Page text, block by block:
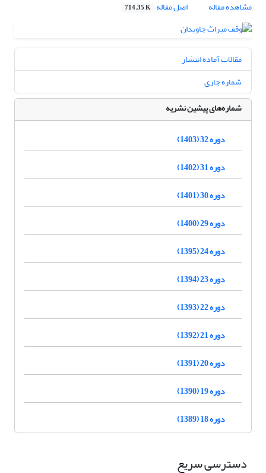
مشاهده مقاله
اصل مقاله 714.35 K
مقالات آماده انتشار
شماره جاری
شماره‌های پیشین نشریه
دوره 32 (1403)
دوره 31 (1402)
دوره 30 (1401)
دوره 29 (1400)
دوره 24 (1395)
دوره 23 (1394)
دوره 22 (1393)
دوره 21 (1392)
دوره 20 (1391)
دوره 19 (1390)
دوره 18 (1389)
دسترسی سریع